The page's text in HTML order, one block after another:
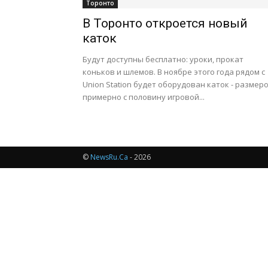
Торонто
В Торонто откроется новый
каток
Будут доступны бесплатно: уроки, прокат
коньков и шлемов. В ноябре этого года рядом с
Union Station будет оборудован каток -
примерно с половину игровой...
© NewsRu.Ca - 2026